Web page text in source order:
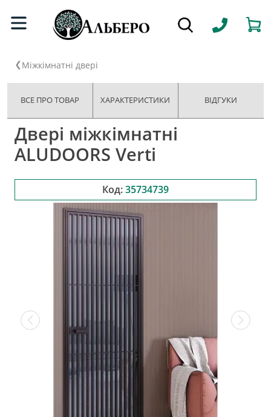
Міжкімнатні двері
ВСЕ ПРО ТОВАР ХАРАКТЕРИСТИКИ ВІДГУКИ
Двері міжкімнатні
ALUDOORS Verti
Код:35734739